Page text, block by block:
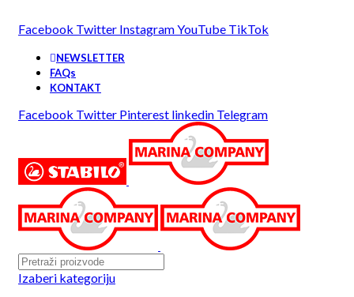
Facebook Twitter InstagramYouTube TikTok
NEWSLETTER
FAQs
KONTAKT
Facebook Twitter Pinterest linkedin Telegram
Izaberi kategoriju